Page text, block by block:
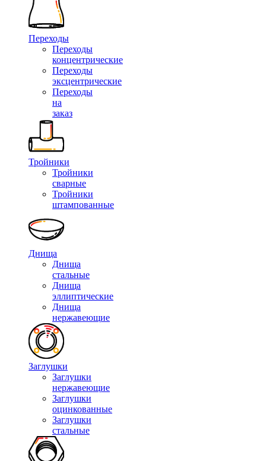
Переходы
Переходы
концентрические
Переходы
эксцентрические
Переходы
на
заказ
Тройники
Тройники
сварные
Тройники
штампованные
Днища
Днища
стальные
Днища
эллиптические
Днища
нержавеющие
Заглушки
Заглушки
нержавеющие
Заглушки
оцинкованные
Заглушки
стальные